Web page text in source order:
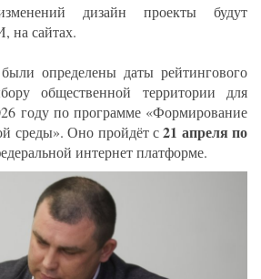
дизайн проекты будут
на сайтах.
определены даты рейтингового
общественной территории для
году по программе «Формирование
среды». Оно пройдёт с21 апреля по
интернет платформе.